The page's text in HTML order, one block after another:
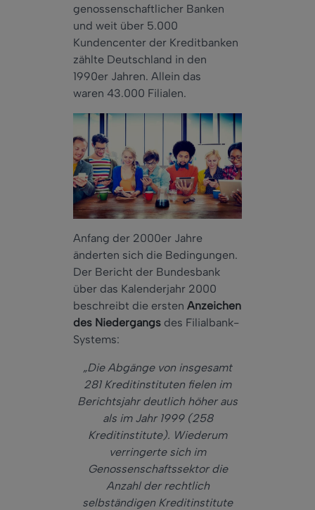
genossenschaftlicher Banken
und weit über 5.000
Kundencenter der Kreditbanken
zählte Deutschland in den
1990er Jahren. Allein das
waren 43.000 Filialen.
Anfang der 2000er Jahre
änderten sich die Bedingungen.
Der Bericht der Bundesbank
über das Kalenderjahr 2000
beschreibt die ersten Anzeichen
des Niedergangs des Filialbank-
Systems:
„Die Abgänge von insgesamt
281 Kreditinstituten fielen im
Berichtsjahr deutlich höher aus
als im Jahr 1999 (258
Kreditinstitute). Wiederum
verringerte sich im
Genossenschaftssektor die
Anzahl der rechtlich
selbständigen Kreditinstitute